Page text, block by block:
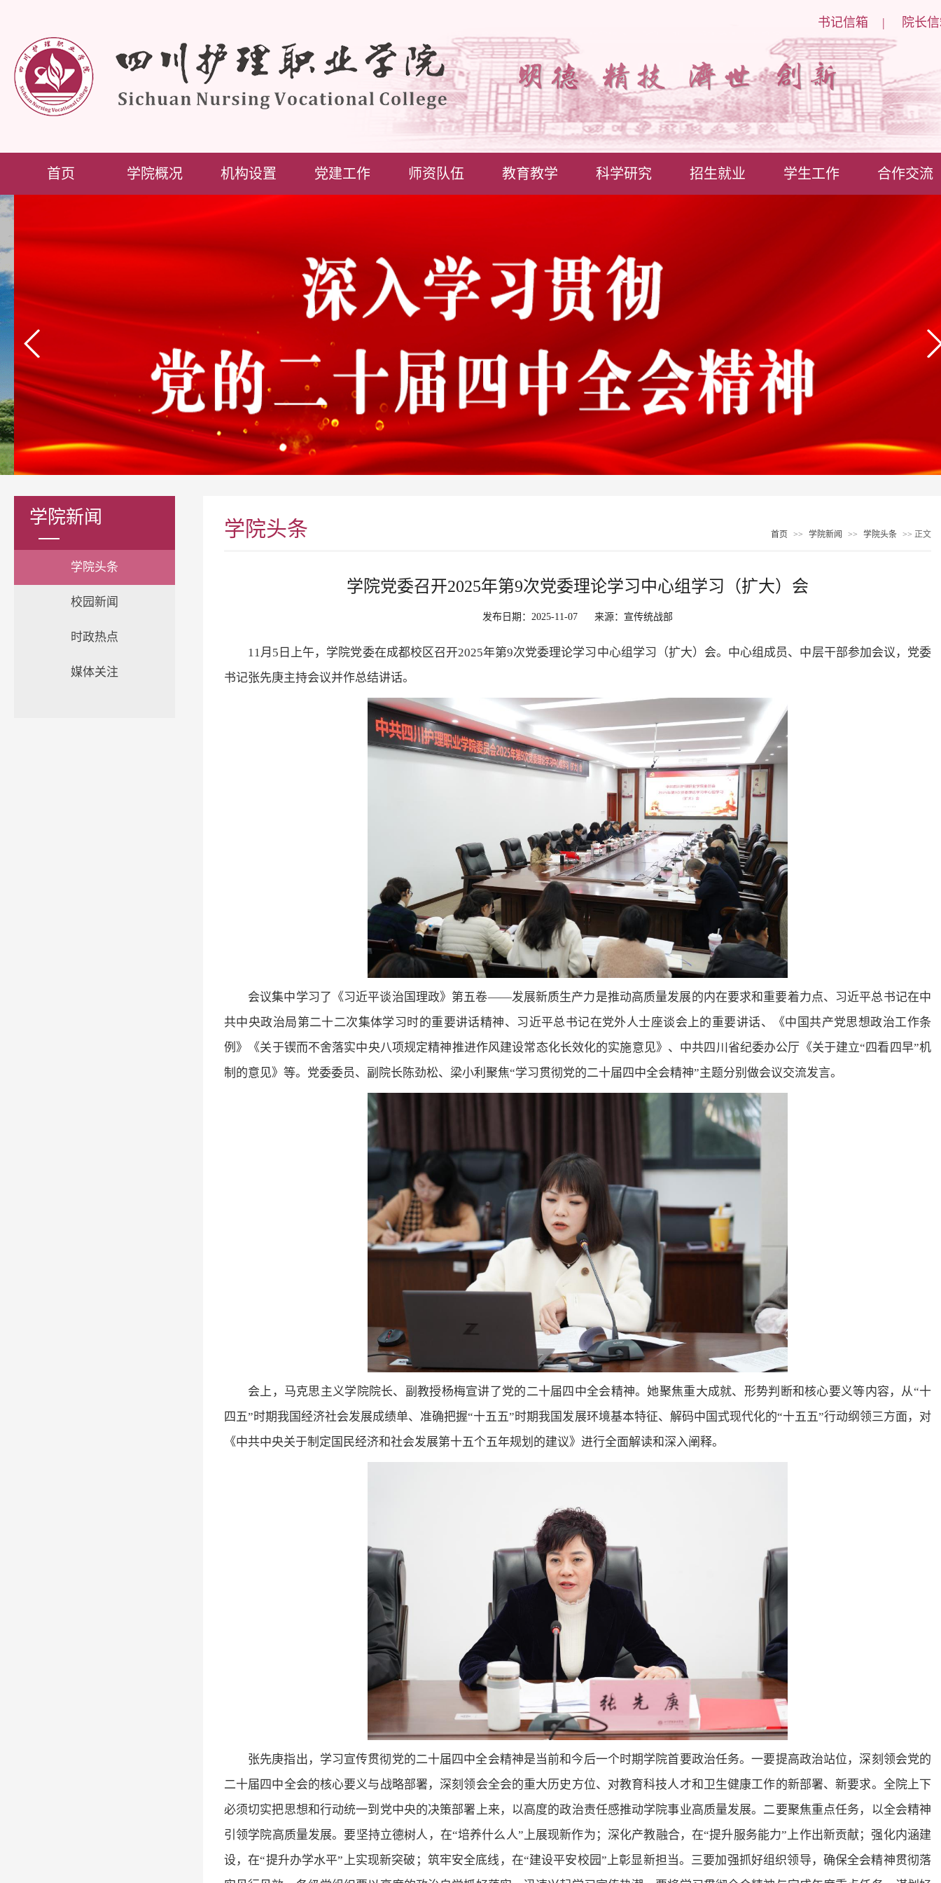
书记信箱 | 院长
首页 学院概况 机构设置 党建工作 师资队伍 教育教学 科学研究 招生就业 学生工作 合作交流
学院新闻
学院头条
校园新闻
时政热点
媒体关注
首页 >> 学院新闻 >> 学院头条 >> 正文
学院头条
学院党委召开2025年第9次党委理论学习中心组学习（扩大）会
发布日期：2025-11-07 来源：宣传统战部
11月5日上午，学院党委在成都校区召开2025年第9次党委理论学习中心组学习（扩大）会。中心组成员、中层干部参加会议，党委
书记张先庚主持会议并作总结讲话。
会议集中学习了《习近平谈治国理政》第五卷——发展新质生产力是推动高质量发展的内在要求和重要着力点、习近平总书记在中
共中央政治局第二十二次集体学习时的重要讲话精神、习近平总书记在党外人士座谈会上的重要讲话、《中国共产党思想政治工作条
例》《关于锲而不舍落实中央八项规定精神推进作风建设常态化长效化的实施意见》、中共四川省纪委办公厅《关于建立“四看四早”机
制的意见》等。党委委员、副院长陈劲松、梁小利聚焦“学习贯彻党的二十届四中全会精神”主题分别做会议交流发言。
会上，马克思主义学院院长、副教授杨梅宣讲了党的二十届四中全会精神。她聚焦重大成就、形势判断和核心要义等内容，从“十
四五”时期我国经济社会发展成绩单、准确把握“十五五”时期我国发展环境基本特征、解码中国式现代化的“十五五”行动纲领三方面，对
《中共中央关于制定国民经济和社会发展第十五个五年规划的建议》进行全面解读和深入阐释。
张先庚指出，学习宣传贯彻党的二十届四中全会精神是当前和今后一个时期学院首要政治任务。一要提高政治站位，深刻领会党的
二十届四中全会的核心要义与战略部署，深刻领会全会的重大历史方位、对教育科技人才和卫生健康工作的新部署、新要求。全院上下
必须切实把思想和行动统一到党中央的决策部署上来，以高度的政治责任感推动学院事业高质量发展。二要聚焦重点任务，以全会精神
引领学院高质量发展。要坚持立德树人，在“培养什么人”上展现新作为；深化产教融合，在“提升服务能力”上作出新贡献；强化内涵建
设，在“提升办学水平”上实现新突破；筑牢安全底线，在“建设平安校园”上彰显新担当。三要加强抓好组织领导，确保全会精神贯彻落